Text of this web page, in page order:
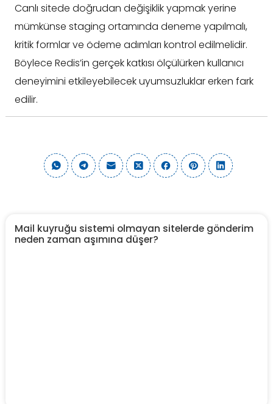
Canlı sitede doğrudan değişiklik yapmak yerine
mümkünse staging ortamında deneme yapılmalı,
kritik formlar ve ödeme adımları kontrol edilmelidir.
Böylece Redis’in gerçek katkısı ölçülürken kullanıcı
deneyimini etkileyebilecek uyumsuzluklar erken fark
edilir.
Mail kuyruğu sistemi olmayan sitelerde gönderim
neden zaman aşımına düşer?